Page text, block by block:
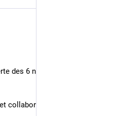
des 6 numéros du Journal
collaboratif, publié le 3 janvier